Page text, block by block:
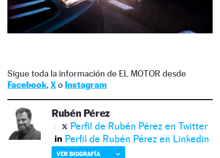
Sigue toda la información de EL MOTOR desde
Facebook, Xo Instagram
Rubén Pérez
Perfil de Rubén Pérez en Twitter
Perfil de Rubén Pérez en Linkedin
VER BIOGRAFÍA